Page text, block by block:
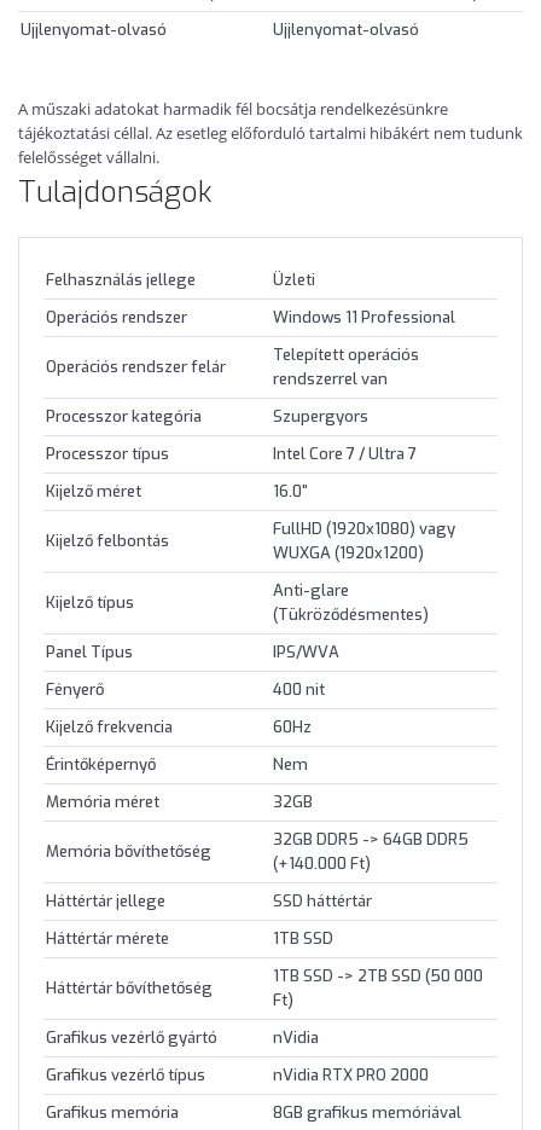
Ujjlenyomat-olvasó
Ujjlenyomat-olvasó
A műszaki adatokat harmadik fél bocsátja rendelkezésünkre
tájékoztatási céllal. Az esetleg előforduló tartalmi hibákért nem tudunk
felelősséget vállalni.
Tulajdonságok
Felhasználás jellege
Üzleti
Operációs rendszer
Windows 11 Professional
Operációs rendszer felár
Telepített operációs
rendszerrel van
Processzor kategória
Szupergyors
Processzor típus
Intel Core 7 / Ultra 7
Kijelző méret
16.0"
Kijelző felbontás
FullHD (1920x1080) vagy
WUXGA (1920x1200)
Kijelző típus
Anti-glare
(Tükröződésmentes)
Panel Típus
IPS/WVA
Fényerő
400 nit
Kijelző frekvencia
60Hz
Érintőképernyő
Nem
Memória méret
32GB
Memória bővíthetőség
32GB DDR5 -> 64GB DDR5
(+140.000 Ft)
Háttértár jellege
SSD háttértár
Háttértár mérete
1TB SSD
Háttértár bővíthetőség
1TB SSD -> 2TB SSD (50 000
Ft)
Grafikus vezérlő gyártó
nVidia
Grafikus vezérlő típus
nVidia RTX PRO 2000
Grafikus memória
8GB grafikus memóriával